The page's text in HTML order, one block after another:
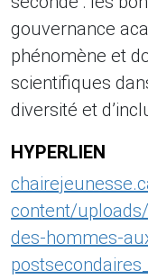
gouvernance
phénomène et
scientifiques
diversité et
HYPERLIEN
content/
des-hommes-